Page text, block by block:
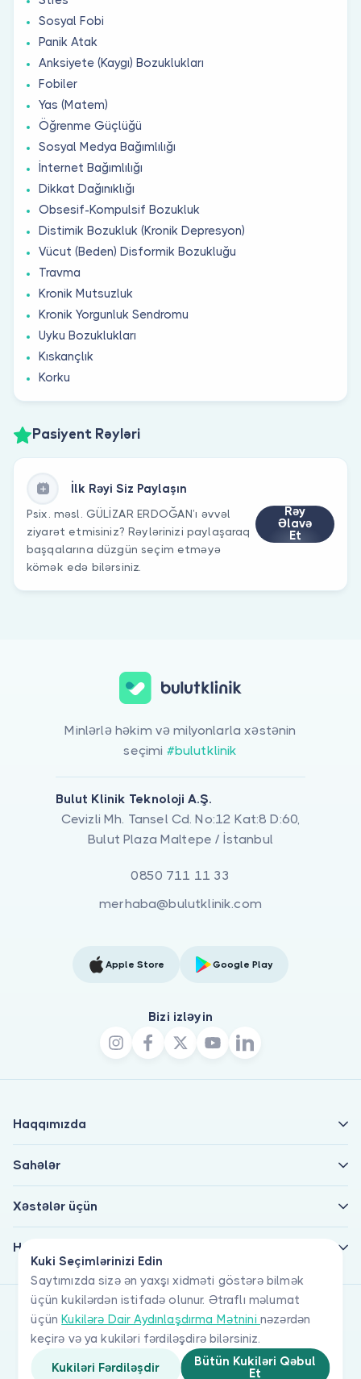
Sosyal Fobi
Panik Atak
Anksiyete (Kaygı) Bozuklukları
Fobiler
Yas (Matem)
Öğrenme Güçlüğü
Sosyal Medya Bağımlılığı
İnternet Bağımlılığı
Dikkat Dağınıklığı
Obsesif-Kompulsif Bozukluk
Distimik Bozukluk (Kronik Depresyon)
Vücut (Beden) Disformik Bozukluğu
Travma
Kronik Mutsuzluk
Kronik Yorgunluk Sendromu
Uyku Bozuklukları
Kıskançlık
Korku
Pasiyent Rəyləri
İlk Rəyi Siz Paylaşın
Psix. məsl. GÜLİZAR ERDOĞAN’ı əvvəl
ziyarət etmisiniz? Rəylərinizi paylaşaraq
başqalarına düzgün seçim etməyə
kömək edə bilərsiniz.
Rəy
Əlavə
Et
Kuki Seçimlərinizi Edin
Saytımızda sizə ən yaxşı xidməti göstərə bilmək
üçün kukilərdən istifadə olunur. Ətraflı məlumat
üçünKukilərə Dair Aydınlaşdırma Mətnini nəzərdən
keçirə və ya kukiləri fərdiləşdirə bilərsiniz.
Kukiləri Fərdiləşdir
Bütün Kukiləri Qəbul
Et
Minlərlə həkim və milyonlarla xəstənin
seçimi #bulutklinik
Bulut Klinik Teknoloji A.Ş.
Cevizli Mh. Tansel Cd. No:12 Kat:8 D:60,
Bulut Plaza Maltepe / İstanbul
0850 711 11 33
merhaba@bulutklinik.com
Apple Store Google Play
Bizi izləyin
Haqqımızda
Sahələr
Xəstələr üçün
Həkimlər üçün